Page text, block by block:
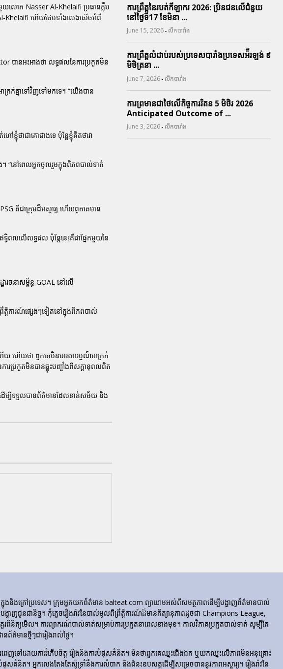
យលោក Nasser Al-Khelaifi ប្រធានក្លឹប
Al-Khelaifi ហើយថែមទាំងលេងសើចអំពី
បានអះអាងថា លទ្ធផលនៃការប្រកួតមិន
រក់គ្នាទៅវិញទៅមកទេ។ “យើងបាន
ញុំថាជាគោជាងទេ ប៉ុន្តែខ្ញុំគិតថាវា
។ “នៅពេលអ្នកចូលរួមក្នុងពិភពបាល់ទាត់
គឺជាក្រុមដ៏អស្ចារ្យ ហើយពួកគេមាន
ធិពលលើលទ្ធផល ប៉ុន្តែនេះគឺជាផ្នែកមួយនៃ
ចនាសម្ព័ន្ធ GOAL នៅលើ
ត្តិការណ៍ផ្សេងៗទៀតនៅក្នុងពិភពបាល់
យ ហើយថា ពួកគេមិនមានអារម្មណ៍អាក្រក់
រប្រកួតមិនបានឆ្លុះបញ្ចាំងពីសក្តានុពលពិត
ដើម្បីទទួលបានព័ត៌មានដែលទាន់សម័យ និង
ការព្រឹត្តនៃរបត់កីឡាករ 2026: ប្រិនជនលើជំនួយ
នៅថ្ងៃទី17 ខែមិនា ...
June 15, 2026 - លីកបារាំង
ការព្រឹត្តលំដាប់របស់ប្រទេសបារាំងប្រទេសអ៉ីរឡង់ ៩
មិថិត្រនា ...
June 7, 2026 - លីកបារាំង
ការព្រមានជាថៃលើកិច្ចការរិតន 5 មិថិរ 2026
Anticipated Outcome of ...
June 3, 2026 - លីកបារាំង
និង​ក្រៅ​ប្រទេស។ ក្រុមអ្នកយកព័ត៌មាន balteat.com ព្យាយាមអស់ពីសមត្ថភាពដើម្បីបង្ហាញព័ត៌មានបាល់
ជូនជានិច្ច។ កុំភ្លេចរឿងរ៉ាវនៃបាល់មូលពីព្រឹត្តិការណ៍ដ៏មានកិត្យានុភាពដូចជា Champions League,
ត្យមើល។ ការព្យាករណ៍បាល់ទាត់សម្រាប់ការប្រកួតនាពេលខាងមុខ។ កាលវិភាគប្រកួតបាល់ទាត់ សូម្បីតែ
ត៌មានថ្មីៗជារៀងរាល់ថ្ងៃ។
េញ​ទៅ​ដោយ​ការ​រំភើប​ចិត្ត រឿង​និង​ការ​បំផុស​គំនិត។ មិនថាពួកគេឈ្នះជើងឯក ឬយកឈ្នះលើភាពមិនអនុគ្រោះ
ស​គំនិត។ អ្នកលេងតែងតែស៊ូទ្រាំនឹងការលំបាក និងជំនះឧបសគ្គដើម្បីសម្រេចបាននូវភាពអស្ចារ្យ។ រឿងរ៉ាវនៃ